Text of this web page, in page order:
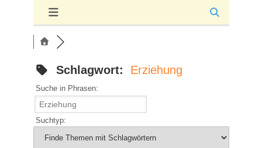
Schlagwort: Erziehung
Suche in Phrasen:
Suchtyp: